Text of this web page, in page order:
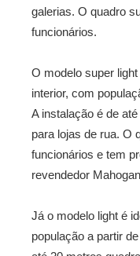
galerias. O quadro
funcionários.
O modelo super
interior, com
A instalação é de
para lojas de rua. O
funcionários e tem
revendedor
Já o modelo light é
população a partir